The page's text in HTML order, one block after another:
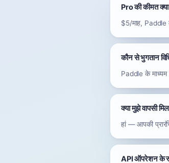
Pro की कीमत
$5/माह, Paddle
कौन से भुगतान
Paddle के माध्यम
क्या मुझे वापसी
हां — आपकी
API ऑपरेशन के रूप